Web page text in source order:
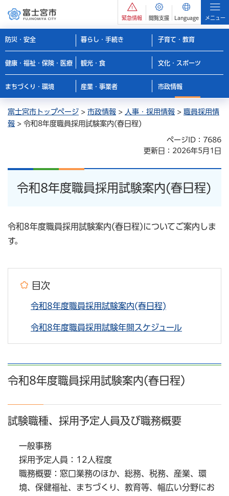
緊急情報 閲覧支援 Language メニュー
防災・安全 暮らし・手続き 子育て・教育
健康・福祉・保険・医療 観光・食 文化・スポーツ
まちづくり・環境 産業・事業者 市政情報
富士宮市トップページ > 市政情報 > 人事・採用情報 > 職員採用情
報 > 令和8年度職員採用試験案内(春日程)
ページID：7686
更新日：2026年5月1日
令和8年度職員採用試験案内(春日程)
令和8年度職員採用試験案内(春日程)についてご案内しま
す。
目次
令和8年度職員採用試験案内(春日程)
令和8年度職員採用試験年間スケジュール
令和8年度職員採用試験案内(春日程)
試験職種、採用予定人員及び職務概要
一般事務
採用予定人員：12人程度
職務概要：窓口業務のほか、総務、税務、産業、環
境、保健福祉、まちづくり、教育等、幅広い分野にお